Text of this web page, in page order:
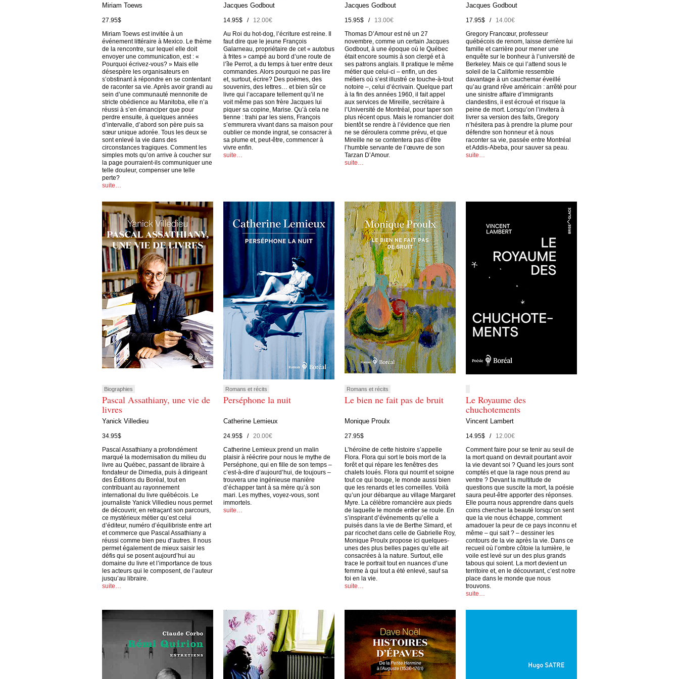
Miriam Toews
27.95$
Miriam Toews est invitée à un
événement littéraire à Mexico. Le thème
de la rencontre, sur lequel elle doit
envoyer une communication, est : «
Pourquoi écrivez-vous? » Mais elle
désespère les organisateurs en
s’obstinant à répondre en se contentant
de raconter sa vie. Après avoir grandi au
sein d’une communauté mennonite de
stricte obédience au Manitoba, elle n’a
réussi à s’en émanciper que pour
perdre ensuite, à quelques années
d’intervalle, d’abord son père puis sa
sœur unique adorée. Tous les deux se
sont enlevé la vie dans des
circonstances tragiques. Comment les
simples mots qu’on arrive à coucher sur
la page pourraient-ils communiquer une
telle douleur, compenser une telle
perte?
suite…
Jacques Godbout
14.95$ /12.00€
Au Roi du hot-dog, l’écriture est reine. Il
faut dire que le jeune François
Galarneau, propriétaire de cet « autobus
à frites » campé au bord d’une route de
l’île Perrot, a du temps à tuer entre deux
commandes. Alors pourquoi ne pas lire
et, surtout, écrire? Des poèmes, des
souvenirs, des lettres… et bien sûr ce
livre qui l’accapare tellement qu’il ne
voit même pas son frère Jacques lui
piquer sa copine, Marise. Qu’à cela ne
tienne : trahi par les siens, François
s’emmurera vivant dans sa maison pour
oublier ce monde ingrat, se consacrer à
sa plume et, peut-être, commencer à
vivre enfin.
suite…
Jacques Godbout
15.95$ /13.00€
Thomas D’Amour est né un 27
novembre, comme un certain Jacques
Godbout, à une époque où le Québec
était encore soumis à son clergé et à
ses patrons anglais. Il pratique le même
métier que celui-ci – enfin, un des
métiers où s’est illustré ce touche-à-tout
notoire –, celui d’écrivain. Quelque part
à la fin des années 1960, il fait appel
aux services de Mireille, secrétaire à
l’Université de Montréal, pour taper son
plus récent opus. Mais le romancier doit
bientôt se rendre à l’évidence que rien
ne se déroulera comme prévu, et que
Mireille ne se contentera pas d’être
l’humble servante de l’œuvre de son
Tarzan D’Amour.
suite…
Jacques Godbout
17.95$ /14.00€
Gregory Francœur, professeur
québécois de renom, laisse derrière lui
famille et carrière pour mener une
enquête sur le bonheur à l’université de
Berkeley. Mais ce qui l’attend sous le
soleil de la Californie ressemble
davantage à un cauchemar éveillé
qu’au grand rêve américain : arrêté pour
une sinistre affaire d’immigrants
clandestins, il est écroué et risque la
peine de mort. Lorsqu’on l’invitera à
livrer sa version des faits, Gregory
n’hésitera pas à prendre la plume pour
défendre son honneur et à nous
raconter sa vie, passée entre Montréal
et Addis-Abeba, pour sauver sa peau.
suite…
Biographies
Pascal Assathiany, une vie de
livres
Yanick Villedieu
34.95$
Pascal Assathiany a profondément
marqué la modernisation du milieu du
livre au Québec, passant de libraire à
fondateur de Dimedia, puis à dirigeant
des Éditions du Boréal, tout en
contribuant au rayonnement
international du livre québécois. Le
journaliste Yanick Villedieu nous permet
de découvrir, en retraçant son parcours,
ce mystérieux métier qu’est celui
d’éditeur, numéro d’équilibriste entre art
et commerce que Pascal Assathiany a
réussi comme bien peu d’autres. Il nous
permet également de mieux saisir les
défis qui se posent aujourd’hui au
domaine du livre et l’importance de tous
les acteurs qui le composent, de l’auteur
jusqu’au libraire.
suite…
Romans et récits
Perséphone la nuit
Catherine Lemieux
24.95$ /20.00€
Catherine Lemieux prend un malin
plaisir à réécrire pour nous le mythe de
Perséphone, qui en fille de son temps –
c’est-à-dire d’aujourd’hui, de toujours –
trouvera une ingénieuse manière
d’échapper tant à sa mère qu’à son
mari. Les mythes, voyez-vous, sont
immortels.
suite…
Romans et récits
Le bien ne fait pas de bruit
Monique Proulx
27.95$
L’héroïne de cette histoire s’appelle
Flora. Flora qui sort le bois mort de la
forêt et qui répare les fenêtres des
chalets loués. Flora qui nourrit et soigne
tout ce qui bouge, le monde aussi bien
que les renards et les corneilles. Voilà
qu’un jour débarque au village Margaret
Myre. La célèbre romancière aux pieds
de laquelle le monde entier se roule. En
s’inspirant d’événements qu’elle a
puisés dans la vie de Berthe Simard, et
par ricochet dans celle de Gabrielle Roy,
Monique Proulx propose ici quelques-
unes des plus belles pages qu’elle ait
consacrées à la nature. Surtout, elle
trace le portrait tout en nuances d’une
femme à qui tout a été enlevé, sauf sa
foi en la vie.
suite…
Le Royaume des
chuchotements
Vincent Lambert
14.95$ /12.00€
Comment faire pour se tenir au seuil de
la mort quand on devrait pourtant avoir
la vie devant soi ? Quand les jours sont
comptés et que la rage nous prend au
ventre ? Devant la multitude de
questions que suscite la mort, la poésie
saura peut-être apporter des réponses.
Elle pourra nous apprendre dans quels
coins chercher la beauté lorsqu’on sent
que la vie nous échappe, comment
amadouer la peur de ce pays inconnu et
même – qui sait ? – dessiner les
contours de la vie après la vie. Dans ce
recueil où l’ombre côtoie la lumière, le
voile est levé sur un des plus grands
tabous qui soient. La mort devient un
territoire et, en le découvrant, c’est notre
place dans le monde que nous
trouvons.
suite…